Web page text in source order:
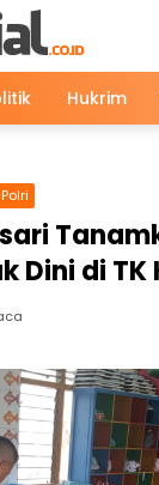
Hukrim
Dini di